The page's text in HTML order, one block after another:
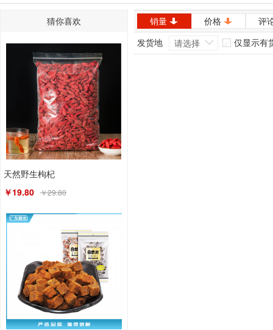
猜你喜欢
天然野生枸杞
￥19.80 ￥29.80
销量 价格
评
发货地
请选择 仅显示有